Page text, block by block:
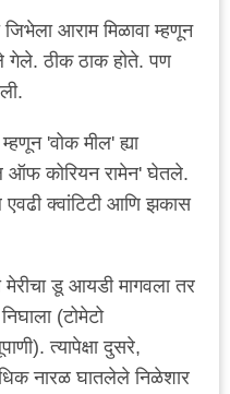
आराम मिळावा म्हणून
गेले. ठीक ठाक होते. पण
'वोक मील' ह्या
ऑफ कोरियन रामेन' घेतले.
क्वांटिटी आणि झकास
डू आयडी मागवला तर
(टोमेटो
त्यापेक्षा दुसरे,
नारळ घातलेले निळेशार